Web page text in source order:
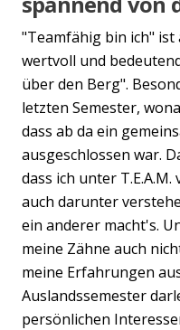
"Teamfähig bin ich" ist
wertvoll und
über den Berg".
letzten Semester,
dass ab da ein
ausgeschlossen war.
dass ich unter
auch darunter
ein anderer macht's.
meine Zähne auch
meine Erfahrungen
Auslandssemester
persönlichen